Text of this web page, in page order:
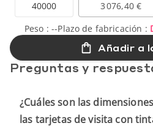
40000 3 076,40 €
Peso :--Plazo de fabricación :
Añadir a
Preguntas y
¿Cuáles son las
las tarjetas de visita con